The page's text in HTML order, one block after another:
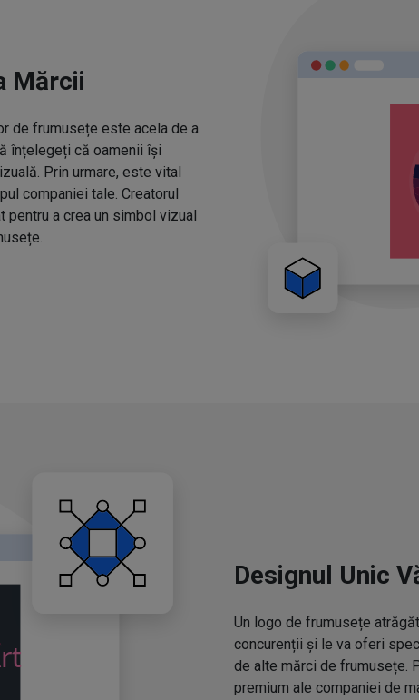
Mărcii
de frumusețe este acela de a
înțelegeți că oamenii își
Prin urmare, este vital
companiei tale. Creatorul
a crea un simbol vizual
Designul Unic
Un logo de frumusețe
concurenții și le va oferi
de alte mărci de frumusețe.
premium ale companiei de